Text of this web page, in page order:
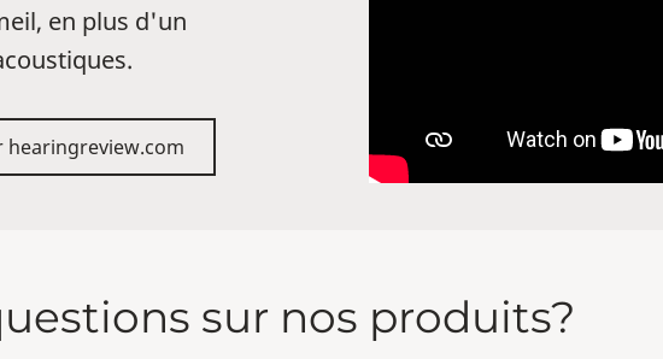
en plus d'un
hearingreview.com
sur nos produits?